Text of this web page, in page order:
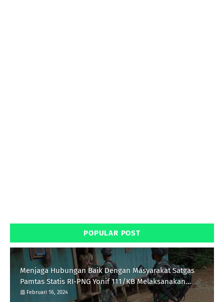
POPULAR POST
Menjaga Hubungan Baik Dengan Masyarakat Satgas
Pamtas Statis RI-PNG Yonif 111/KB Melaksanakan
Silaturrahmi
Februari 16, 2024